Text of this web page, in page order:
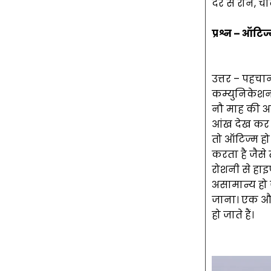
देर से रोने,
प्रश्न –
उत्तर –
कम्युनिकेशन
नौ माह की
आंख देख कर
तो ऑटिज्म
करता है जैसे
रोशनी से
असामान्य
जाना। एक
हो जाते हैं।